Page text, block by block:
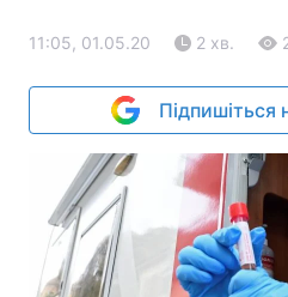
11:05, 01.05.20 2 хв.
Підпишіться